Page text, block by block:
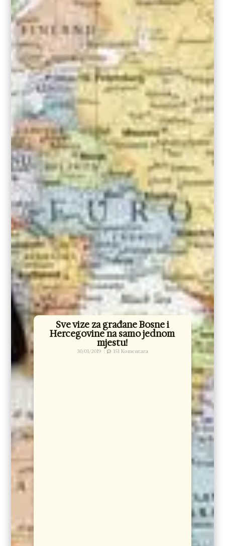
Sve vize za građane Bosne i
Hercegovine na samo jednom
mjestu!
30/01/2019 151 Komentara